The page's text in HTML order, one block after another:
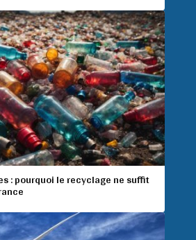
: pourquoi le recyclage ne suffit